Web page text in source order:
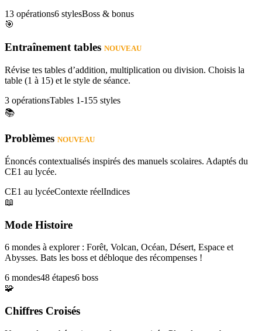
13 opérations6 stylesBoss & bonus
🎯
Entraînement tables NOUVEAU
Révise tes tables d’addition, multiplication ou division. Choisis la
table (1 à 15) et le style de séance.
3 opérationsTables 1-155 styles
📚
Problèmes NOUVEAU
Énoncés contextualisés inspirés des manuels scolaires. Adaptés du
CE1 au lycée.
CE1 au lycéeContexte réelIndices
📖
Mode Histoire
6 mondes à explorer : Forêt, Volcan, Océan, Désert, Espace et
Abysses. Bats les boss et débloque des récompenses !
6 mondes48 étapes6 boss
🧩
Chiffres Croisés